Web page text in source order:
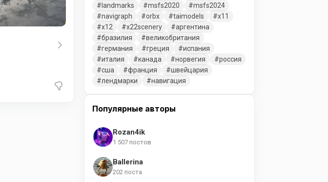
landmarks
msfs2020
msfs2024
navigraph
orbx taimodels
x11
x12
x22scenery
аргентина
бразилия
великобритания
германия
греция
испания
италия
канада норвегия
россия
сша
франция
швейцария
лендмарки
навигация
Популярные авторы
Rozan4ik
1 507 постов
Ballerina
202 поста